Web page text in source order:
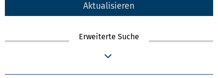
Aktualisieren
Erweiterte Suche